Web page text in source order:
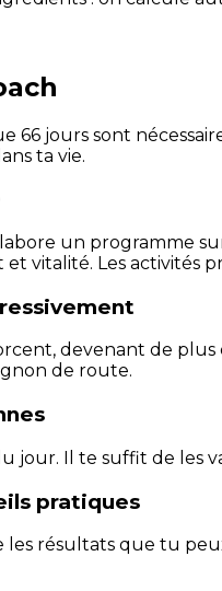
66 jours sont
ta vie.
un programme
vitalité. Les activités
devenant de
de route.
jour. Il te suffit de les
pratiques
résultats que tu